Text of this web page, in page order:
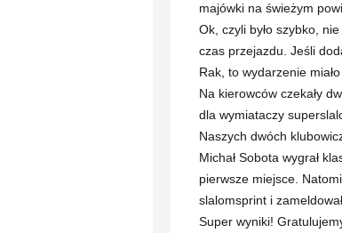
majówki na świeżym
Ok, czyli było szybko,
czas przejazdu. Jeśli
Rak, to wydarzenie
Na kierowców czekały
dla wymiataczy
Naszych dwóch
Michał Sobota wygrał
pierwsze miejsce.
slalomsprint i
Super wyniki!